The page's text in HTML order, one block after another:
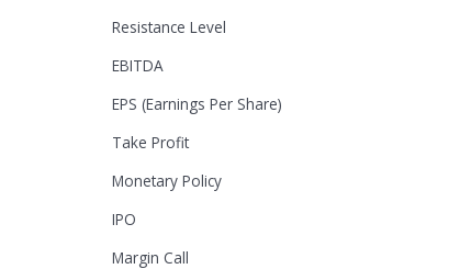
Resistance Level
EBITDA
EPS (Earnings Per Share)
Take Profit
Monetary Policy
IPO
Margin Call